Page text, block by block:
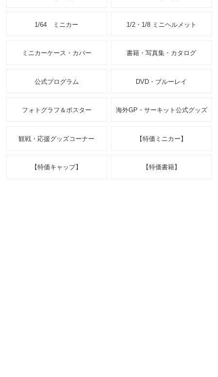
1/64 ミニカー 1/2・1/8 ミニヘルメット
ミニカーケース・カバー 書籍・写真集・カタログ
公式プログラム DVD・ブルーレイ
フォトグラフ＆ポスター 海外GP・サーキット公式グッズ
観戦・応援グッズコーナー 【特価ミニカー】
【特価キャップ】 【特価書籍】